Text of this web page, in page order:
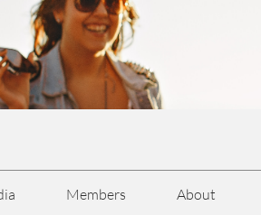
Members About